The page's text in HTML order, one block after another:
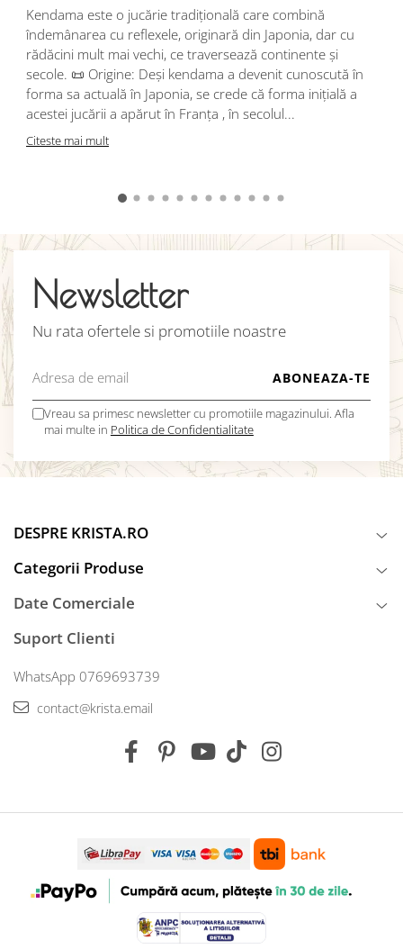
Kendama este o jucărie tradițională care combină
îndemânarea cu reflexele, originară din Japonia, dar cu
rădăcini mult mai vechi, ce traversează continente și
secole. 📜 Origine: Deși kendama a devenit cunoscută în
forma sa actuală în Japonia, se crede că forma inițială a
acestei jucării a apărut în Franța , în secolul...
Citeste mai mult
Newsletter
Nu rata ofertele si promotiile noastre
Vreau sa primesc newsletter cu promotiile magazinului. Afla
mai multe in Politica de Confidentialitate
DESPRE KRISTA.RO
Categorii Produse
Date Comerciale
Suport Clienti
WhatsApp 0769693739
contact@krista.email